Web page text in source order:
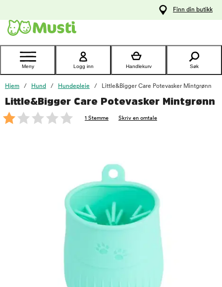
Kontakt
kundeservice
Finn din butikk
Meny Logg inn Handlekurv Søk
Hjem Hund Hundepleie Little&Bigger Care Potevasker Mintgrønn
Little&Bigger Care Potevasker Mintgrønn
1 Stemme Skriv en omtale
foo